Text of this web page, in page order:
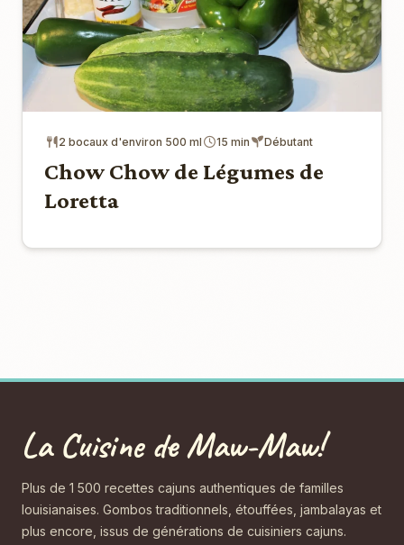
2 bocaux d'environ 500 ml 15 min Débutant
Chow Chow de Légumes de
Loretta
La Cuisine de Maw-Maw!
Plus de 1 500 recettes cajuns authentiques de familles
louisianaises. Gombos traditionnels, étouffées, jambalayas et
plus encore, issus de générations de cuisiniers cajuns.